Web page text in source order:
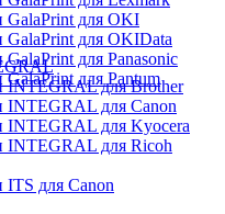
GalaPrint для OKI
для OKIData
для Panasonic
для Pantum
INTEGRAL для Brother
INTEGRAL для Canon
INTEGRAL для Kyocera
INTEGRAL для Ricoh
для Canon